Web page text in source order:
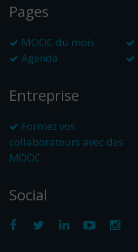
Pages
MOOC du mois
Agenda
Entreprise
Formez vos
collaborateurs avec des
MOOC
Social